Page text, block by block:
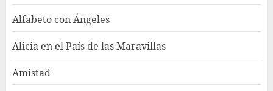
Alfabeto con Ángeles
Alicia en el País de las Maravillas
Amistad